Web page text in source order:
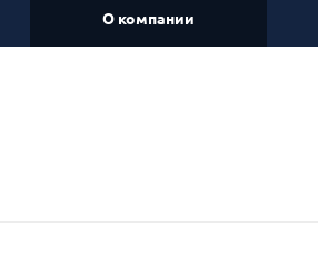
О компании